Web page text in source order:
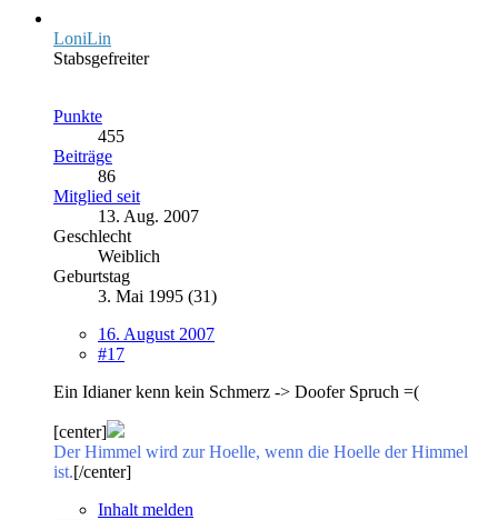
LoniLin
Stabsgefreiter
Punkte
455
Beiträge
86
Mitglied seit
13. Aug. 2007
Geschlecht
Weiblich
Geburtstag
3. Mai 1995 (31)
16. August 2007
#17
Ein Idianer kenn kein Schmerz -> Doofer Spruch =(
[center]
Der Himmel wird zur Hoelle, wenn die Hoelle der Himmel
ist.[/center]
Inhalt melden